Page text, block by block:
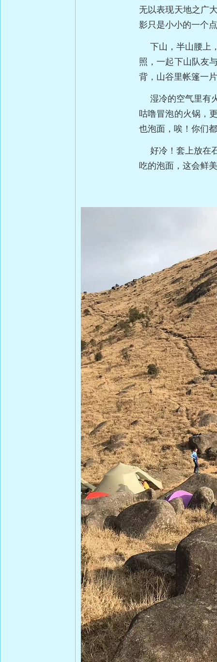
无以表现天地之广
影只是小小的一个
下山，半山腰上
照，一起下山队友
背，山谷里帐篷一
湿冷的空气里有
咕噜冒泡的火锅，
也泡面，唉！你们
好冷！套上放在
吃的泡面，这会鲜